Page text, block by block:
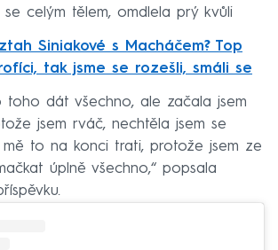
celým tělem, omdlela prý kvůli
Siniakové s Macháčem? Top
tak jsme se rozešli, smáli se
toho dát všechno, ale začala jsem
jsem rváč, nechtěla jsem se
to na konci trati, protože jsem ze
úplně všechno,“ popsala